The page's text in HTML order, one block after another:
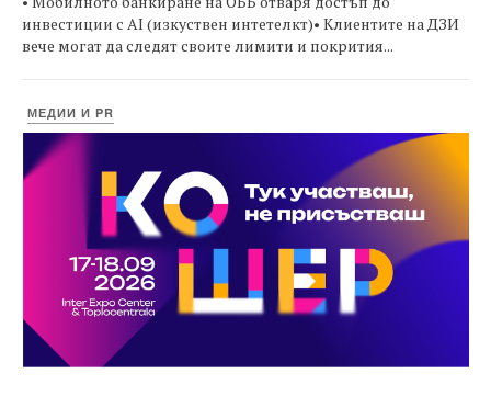
инвестиции с AI (изкуствен интетелкт)• Клиентите на ДЗИ
вече могат да следят своите лимити и покрития...
МЕДИИ И PR